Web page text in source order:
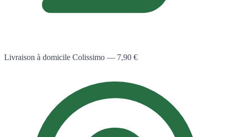
Livraison à domicile Colissimo — 7,90 €